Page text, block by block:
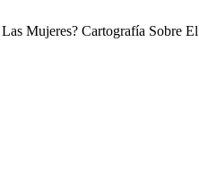
Mujeres? Cartografía Sobre